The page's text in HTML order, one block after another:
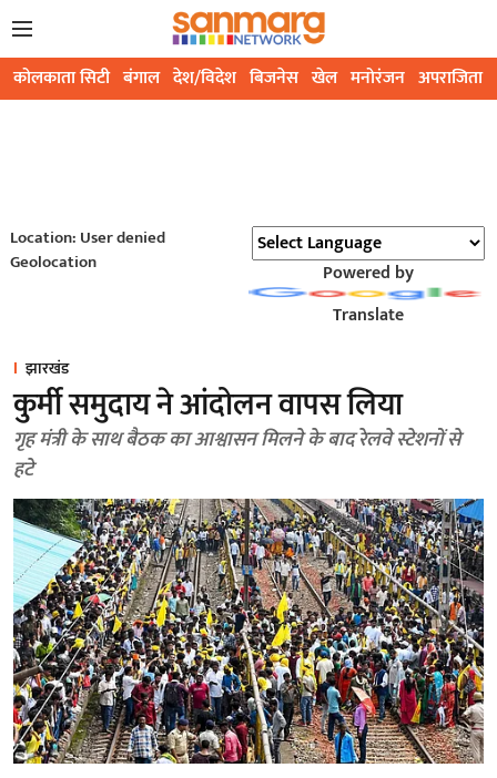
कोलकाता सिटी बंगाल देश/विदेश बिजनेस खेल मनोरंजन अपराजिता
Location: User denied
Geolocation
Powered by
Translate
झारखंड
कुर्मी समुदाय ने आंदोलन वापस लिया
गृह मंत्री के साथ बैठक का आश्वासन मिलने के बाद रेलवे स्टेशनों से
हटे